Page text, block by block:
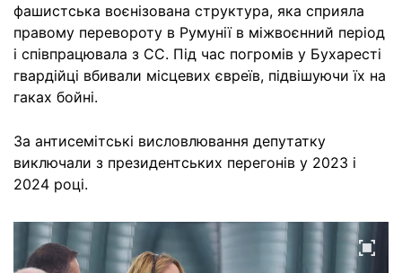
фашистська воєнізована структура, яка сприяла
правому перевороту в Румунії в міжвоєнний період
і співпрацювала з СС. Під час погромів у Бухаресті
гвардійці вбивали місцевих євреїв, підвішуючи їх на
гаках бойні.
За антисемітські висловлювання депутатку
виключали з президентських перегонів у 2023 і
2024 році.